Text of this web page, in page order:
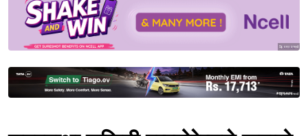
Sponsored
Sponsored